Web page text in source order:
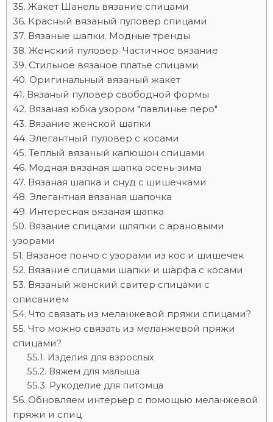
Жакет Шанель вязание спицами
Красный вязаный пуловер спицами
Вязаные шапки. Модные тренды
Женский пуловер. Частичное вязание
Стильное вязаное платье спицами
Оригинальный вязаный жакет
Вязаный пуловер свободной формы
Вязаная юбка узором "павлинье перо"
Вязание женской шапки
Элегантный пуловер с косами
Теплый вязаный капюшон спицами
Модная вязаная шапка осень-зима
Вязаная шапка и снуд с шишечками
Элегантная вязаная шапочка
Интересная вязаная шапка
Вязание спицами шляпки с арановыми
узорами
Вязаное пончо с узорами из кос и шишечек
Вязание спицами шапки и шарфа с косами
Вязаный женский свитер спицами с
описанием
Что связать из меланжевой пряжи спицами?
Что можно связать из меланжевой пряжи
спицами?
Изделия для взрослых
Вяжем для малыша
Рукоделие для питомца
Обновляем интерьер с помощью меланжевой
пряжи и спиц